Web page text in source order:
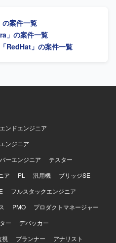
能改善に携わることができ
に、将来的にはフロントエ
す。 【開発環境】
、React、TypeScript、SQL、
の案件一覧
」の案件一覧
「RedHat」の案件一覧
ンドエンジニア
ンジニア
ーエンジニア
テスター
ア PL 汎用機
ブリッジSE
フルスタックエンジニア
PMO
プロダクトマネージャー
ー
デバッカー
視 プランナー
アナリスト